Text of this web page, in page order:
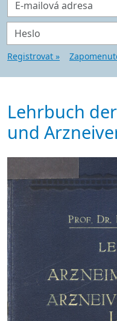
Heslo
Registrovat »
Lehrbuch
und